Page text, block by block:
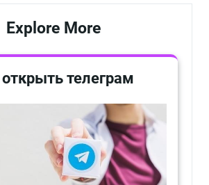
Explore More
открыть телеграм